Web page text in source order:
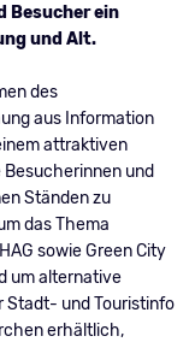
Besucher ein
und Alt.
des
aus Information
attraktiven
und
Ständen zu
das Thema
sowie Green City
um alternative
Stadt- und Touristinfo
erhältlich,